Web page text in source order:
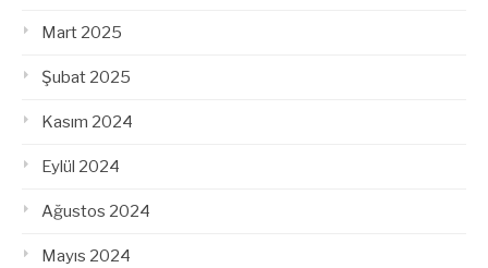
Mart 2025
Şubat 2025
Kasım 2024
Eylül 2024
Ağustos 2024
Mayıs 2024